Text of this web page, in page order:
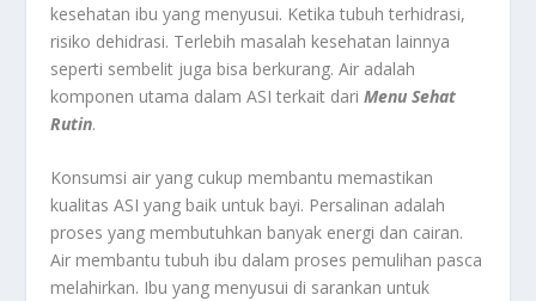
kesehatan ibu yang menyusui. Ketika tubuh terhidrasi,
risiko dehidrasi. Terlebih masalah kesehatan lainnya
seperti sembelit juga bisa berkurang. Air adalah
komponen utama dalam ASI terkait dariMenu Sehat
Rutin.
Konsumsi air yang cukup membantu memastikan
kualitas ASI yang baik untuk bayi. Persalinan adalah
proses yang membutuhkan banyak energi dan cairan.
Air membantu tubuh ibu dalam proses pemulihan pasca
melahirkan. Ibu yang menyusui di sarankan untuk